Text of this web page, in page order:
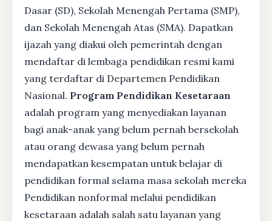
Dasar (SD), Sekolah Menengah Pertama (SMP),
dan Sekolah Menengah Atas (SMA). Dapatkan
ijazah yang diakui oleh pemerintah dengan
mendaftar di lembaga pendidikan resmi kami
yang terdaftar di Departemen Pendidikan
Nasional. Program Pendidikan Kesetaraan
adalah program yang menyediakan layanan
bagi anak-anak yang belum pernah bersekolah
atau orang dewasa yang belum pernah
mendapatkan kesempatan untuk belajar di
pendidikan formal selama masa sekolah mereka
Pendidikan nonformal melalui pendidikan
kesetaraan adalah salah satu layanan yang